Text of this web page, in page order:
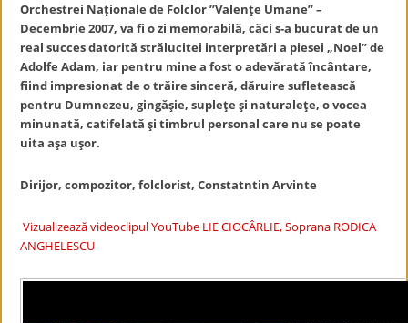
Orchestrei Naţionale de Folclor ”Valenţe Umane” –
Decembrie 2007, va fi o zi memorabilă, căci s-a bucurat de un
real succes datorită strălucitei interpretări a piesei „Noel” de
Adolfe Adam, iar pentru mine a fost o adevărată încântare,
fiind impresionat de o trăire sinceră, dăruire sufletească
pentru Dumnezeu, gingăşie, supleţe şi naturaleţe, o vocea
minunată, catifelată şi timbrul personal care nu se poate
uita aşa uşor.
Dirijor, compozitor, folclorist, Constatntin Arvinte
Vizualizează videoclipul YouTube LIE CIOCÂRLIE, Soprana RODICA
ANGHELESCU